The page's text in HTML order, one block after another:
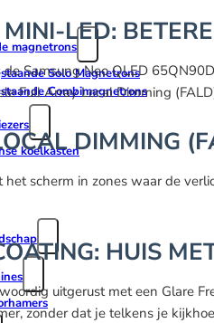
magnetrons
Solo Magnetrons
Combimagnetrons
koelkasten
LED:
Samsung Neo QLED
Full Array Local Dimming
DIMMING
het scherm in zones waar de
HUIS
uitgerust met een Glare
zonder dat je telkens je